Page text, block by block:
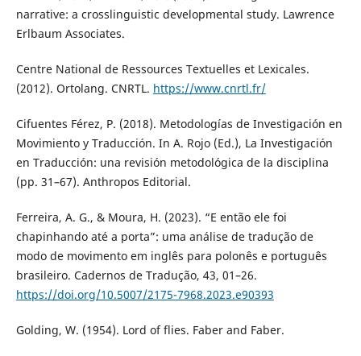
narrative: a crosslinguistic developmental study. Lawrence
Erlbaum Associates.
Centre National de Ressources Textuelles et Lexicales.
(2012). Ortolang. CNRTL. https://www.cnrtl.fr/
Cifuentes Férez, P. (2018). Metodologías de Investigación en
Movimiento y Traducción. In A. Rojo (Ed.), La Investigación
en Traducción: una revisión metodológica de la disciplina
(pp. 31–67). Anthropos Editorial.
Ferreira, A. G., & Moura, H. (2023). “E então ele foi
chapinhando até a porta”: uma análise de tradução de
modo de movimento em inglês para polonês e português
brasileiro. Cadernos de Tradução, 43, 01–26.
https://doi.org/10.5007/2175-7968.2023.e90393
Golding, W. (1954). Lord of flies. Faber and Faber.